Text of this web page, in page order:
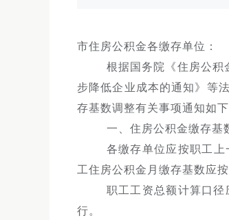
市住房公积金各缴存单位：
根据国务院《住房公积
步降低企业成本的通知》等
存基数调整有关事项通知如下
一、住房公积金缴存基
各缴存单位应按职工
工住房公积金月缴存基数应
职工工资总额计算口
行。